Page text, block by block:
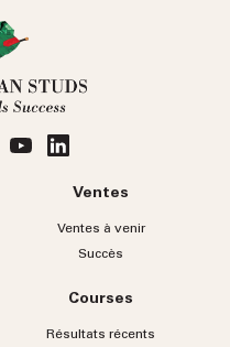
Ventes
Ventes à venir
Succès
Courses
Résultats récents